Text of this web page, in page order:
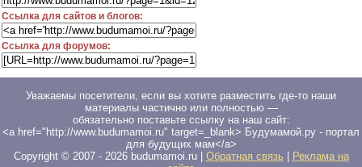
Ссылка для сайтов и блогов:
Ссылка для форумов:
Уважаемы посетители, если вы хотите разместить где-то наши
материалы частично или полностью —
обязательно поставьте ссылку на наш сайт:
<a href="http://www.budumamoi.ru" target=_blank> Будумамой.ру - портал
для будущих мам</a>
Copyright © 2007 - 2026budumamoi.ru | Обратная связь
Реклама на